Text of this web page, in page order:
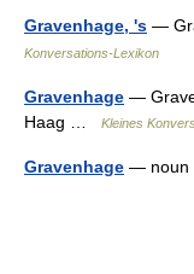
Gravenhage, 's —
Konversations-Lexikon
Gravenhage —
Haag …
Kleines
Gravenhage — noun